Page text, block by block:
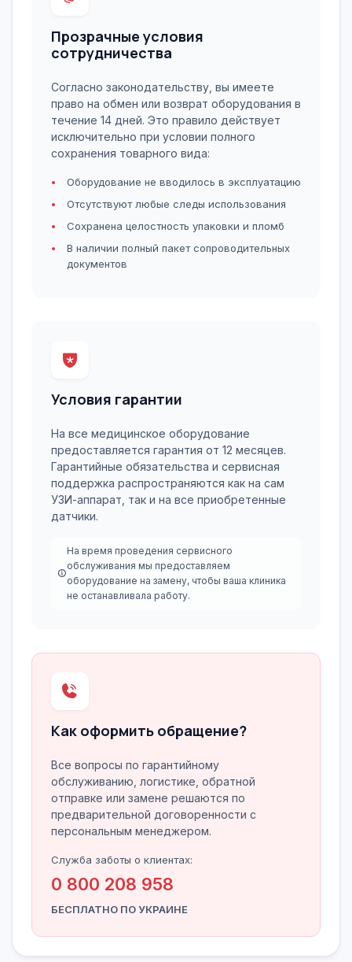
Прозрачные условия
сотрудничества
Согласно законодательству, вы имеете
право на обмен или возврат оборудования в
течение 14 дней. Это правило действует
исключительно при условии полного
сохранения товарного вида:
Оборудование не вводилось в эксплуатацию
Отсутствуют любые следы использования
Сохранена целостность упаковки и пломб
В наличии полный пакет сопроводительных
документов
Условия гарантии
На все медицинское оборудование
предоставляется гарантия от 12 месяцев.
Гарантийные обязательства и сервисная
поддержка распространяются как на сам
УЗИ-аппарат, так и на все приобретенные
датчики.
На время проведения сервисного
обслуживания мы предоставляем
оборудование на замену, чтобы ваша клиника
не останавливала работу.
Как оформить обращение?
Все вопросы по гарантийному
обслуживанию, логистике, обратной
отправке или замене решаются по
предварительной договоренности с
персональным менеджером.
Служба заботы о клиентах:
0 800 208 958
БЕСПЛАТНО ПО УКРАИНЕ